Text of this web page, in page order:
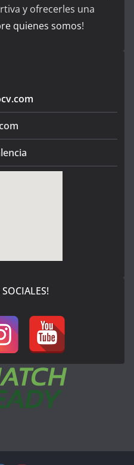
y ofrecerles una
quienes somos!